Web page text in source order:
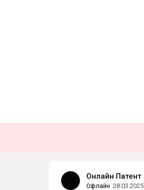
Онлайн Патент
Офлайн 28.03.2025